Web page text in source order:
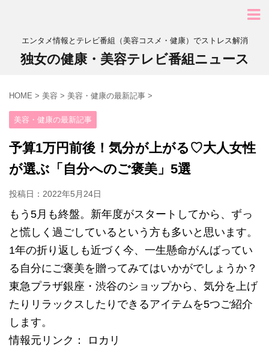
エンタメ情報とテレビ番組（美容コスメ・健康）でストレス解消
独女の健康・美容テレビ番組ニュース
HOME > 美容 > 美容・健康の最新記事 >
美容・健康の最新記事
予算1万円前後！気分が上がる♡大人女性
が選ぶ「自分へのご褒美」5選
投稿日： 2022年5月24日
もう5月も終盤。新年度がスタートしてから、ずっ
と慌しく過ごしているという方も多いと思います。
1年の折り返しも近づく今、一生懸命がんばってい
る自分にご褒美を贈ってみてはいかがでしょうか？
東急プラザ銀座・渋谷のショップから、気分を上げ
たりリラックスしたりできるアイテムを5つご紹介
します。
情報元リンク： ロカリ